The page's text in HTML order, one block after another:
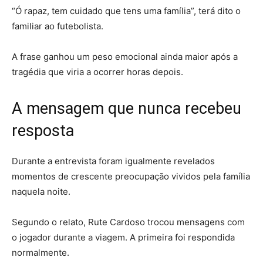
“Ó rapaz, tem cuidado que tens uma família”, terá dito o
familiar ao futebolista.
A frase ganhou um peso emocional ainda maior após a
tragédia que viria a ocorrer horas depois.
A mensagem que nunca recebeu
resposta
Durante a entrevista foram igualmente revelados
momentos de crescente preocupação vividos pela família
naquela noite.
Segundo o relato, Rute Cardoso trocou mensagens com
o jogador durante a viagem. A primeira foi respondida
normalmente.